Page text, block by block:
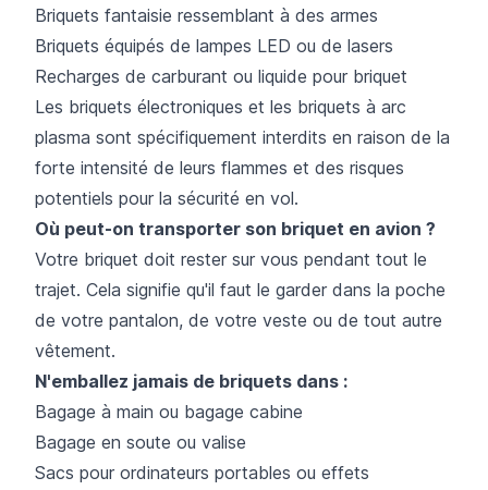
Briquets fantaisie ressemblant à des armes
Briquets équipés de lampes LED ou de lasers
Recharges de carburant ou liquide pour briquet
Les briquets électroniques et les briquets à arc
plasma sont spécifiquement interdits en raison de la
forte intensité de leurs flammes et des risques
potentiels pour la sécurité en vol.
Où peut-on transporter son briquet en avion ?
Votre briquet doit rester sur vous pendant tout le
trajet. Cela signifie qu'il faut le garder dans la poche
de votre pantalon, de votre veste ou de tout autre
vêtement.
N'emballez jamais de briquets dans :
Bagage à main ou bagage cabine
Bagage en soute ou valise
Sacs pour ordinateurs portables ou effets